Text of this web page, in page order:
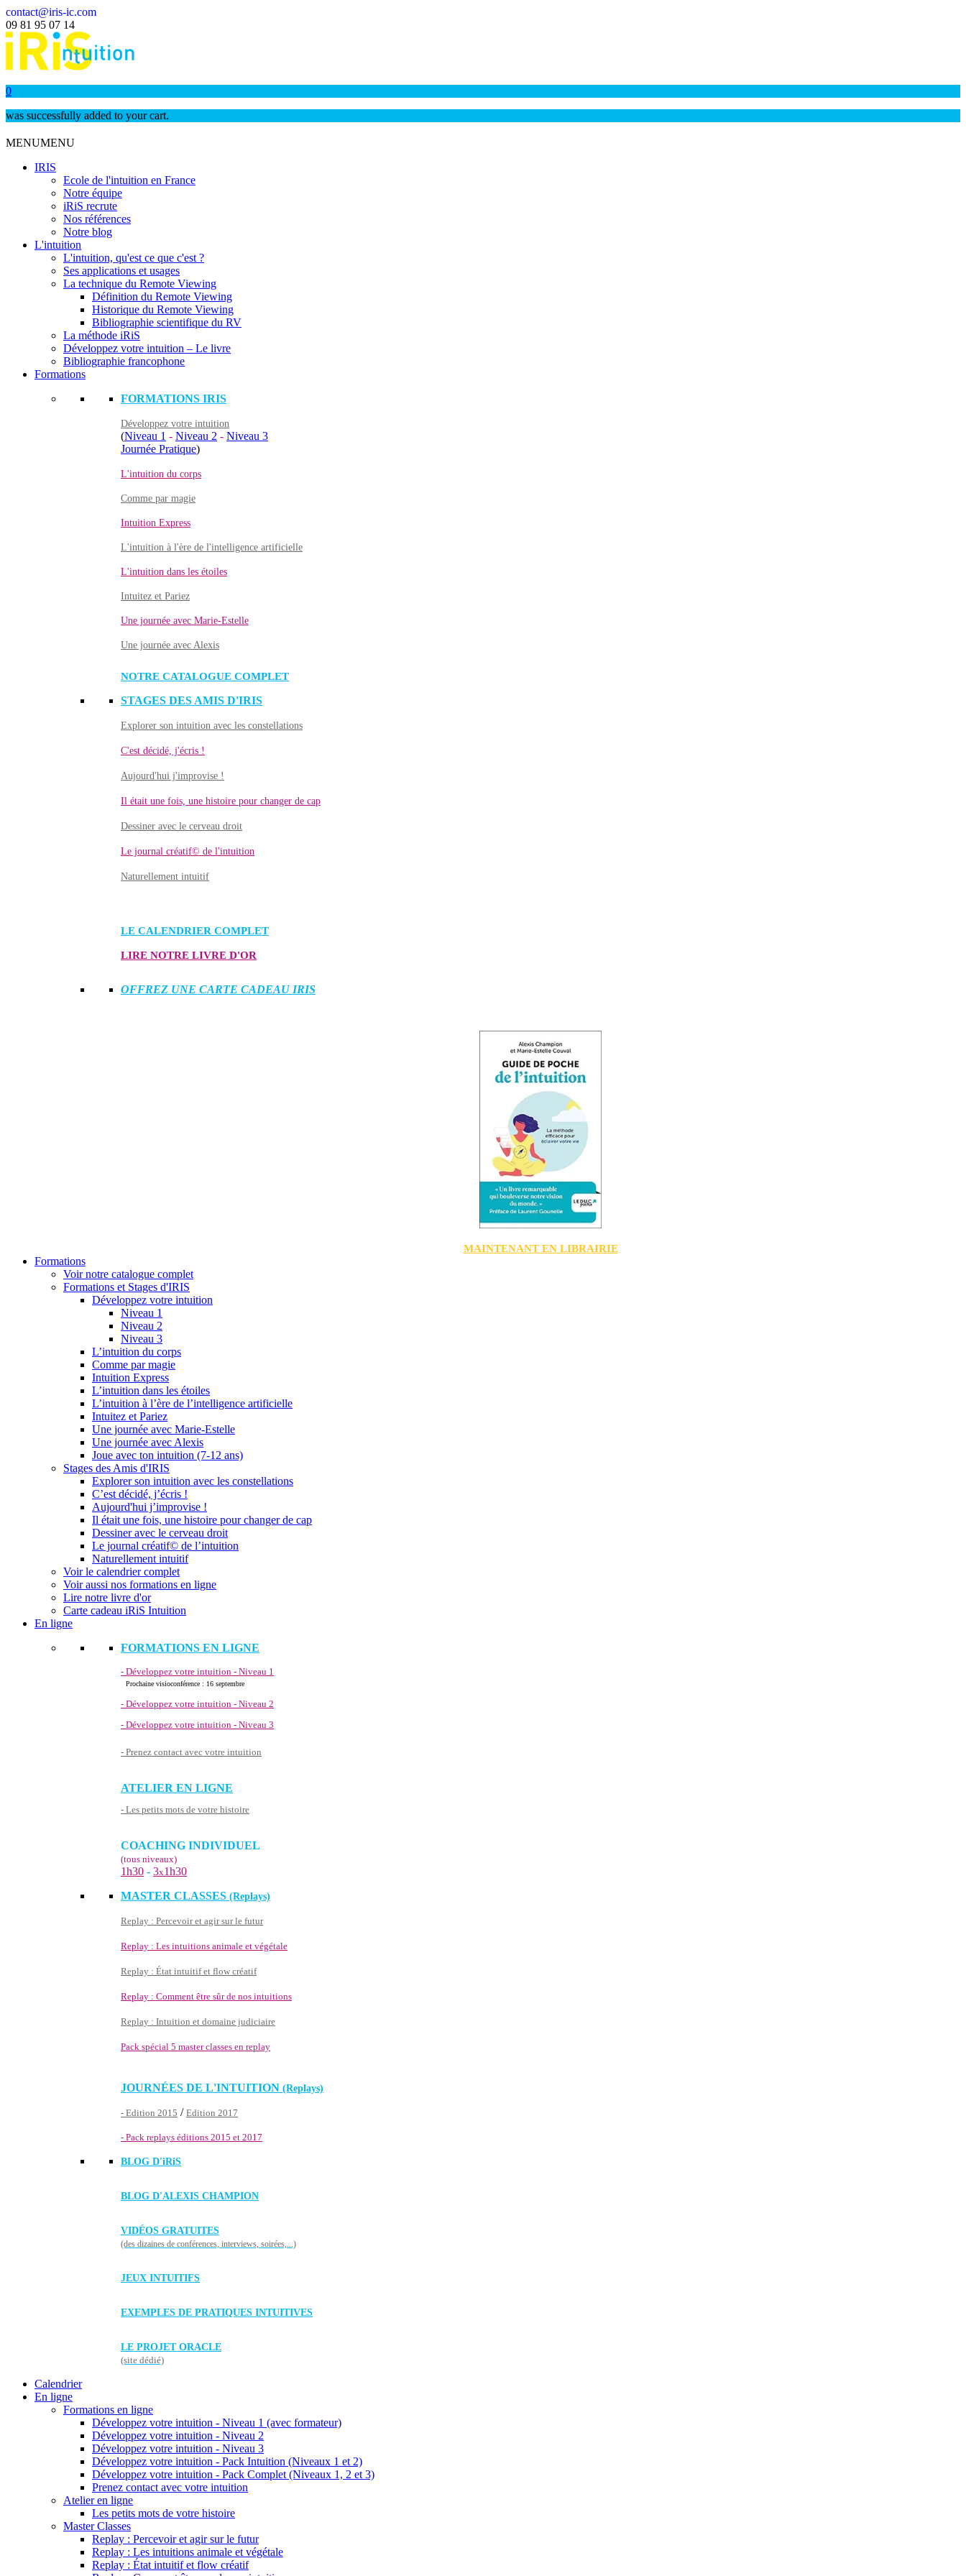
contact@iris-ic.com
09 81 95 07 14
0
was successfully added to your cart.
MENUMENU
IRIS
Ecole de l'intuition en France
Notre équipe
iRiS recrute
Nos références
Notre blog
L'intuition
L'intuition, qu'est ce que c'est ?
Ses applications et usages
La technique du Remote Viewing
Définition du Remote Viewing
Historique du Remote Viewing
Bibliographie scientifique du RV
La méthode iRiS
Développez votre intuition – Le livre
Bibliographie francophone
Formations
FORMATIONS IRIS
Développez votre intuition
(Niveau 1 - Niveau 2 - Niveau 3
Journée Pratique)
L'intuition du corps
Comme par magie
Intuition Express
L'intuition à l'ère de l'intelligence artificielle
L'intuition dans les étoiles
Intuitez et Pariez
Une journée avec Marie-Estelle
Une journée avec Alexis
NOTRE CATALOGUE COMPLET
STAGES DES AMIS D'IRIS
Explorer son intuition avec les constellations
C'est décidé, j'écris !
Aujourd'hui j'improvise !
Il était une fois, une histoire pour changer de cap
Dessiner avec le cerveau droit
Le journal créatif© de l'intuition
Naturellement intuitif
LE CALENDRIER COMPLET
LIRE NOTRE LIVRE D'OR
OFFREZ UNE CARTE CADEAU IRIS
MAINTENANT EN LIBRAIRIE
Formations
Voir notre catalogue complet
Formations et Stages d'IRIS
Développez votre intuition
Niveau 1
Niveau 2
Niveau 3
L’intuition du corps
Comme par magie
Intuition Express
L’intuition dans les étoiles
L’intuition à l’ère de l’intelligence artificielle
Intuitez et Pariez
Une journée avec Marie-Estelle
Une journée avec Alexis
Joue avec ton intuition (7-12 ans)
Stages des Amis d'IRIS
Explorer son intuition avec les constellations
C’est décidé, j’écris !
Aujourd'hui j’improvise !
Il était une fois, une histoire pour changer de cap
Dessiner avec le cerveau droit
Le journal créatif© de l’intuition
Naturellement intuitif
Voir le calendrier complet
Voir aussi nos formations en ligne
Lire notre livre d'or
Carte cadeau iRiS Intuition
En ligne
FORMATIONS EN LIGNE
- Développez votre intuition - Niveau 1
Prochaine visioconférence : 16 septembre
- Développez votre intuition - Niveau 2
- Développez votre intuition - Niveau 3
- Prenez contact avec votre intuition
ATELIER EN LIGNE
- Les petits mots de votre histoire
COACHING INDIVIDUEL
(tous niveaux)
1h30 - 3x1h30
MASTER CLASSES (Replays)
Replay : Percevoir et agir sur le futur
Replay : Les intuitions animale et végétale
Replay : État intuitif et flow créatif
Replay : Comment être sûr de nos intuitions
Replay : Intuition et domaine judiciaire
Pack spécial 5 master classes en replay
JOURNÉES DE L'INTUITION (Replays)
- Edition 2015 / Edition 2017
- Pack replays éditions 2015 et 2017
BLOG D'iRiS
BLOG D'ALEXIS CHAMPION
VIDÉOS GRATUITES
(des dizaines de conférences, interviews, soirées,...)
JEUX INTUITIFS
EXEMPLES DE PRATIQUES INTUITIVES
LE PROJET ORACLE
(site dédié)
Calendrier
En ligne
Formations en ligne
Développez votre intuition - Niveau 1 (avec formateur)
Développez votre intuition - Niveau 2
Développez votre intuition - Niveau 3
Développez votre intuition - Pack Intuition (Niveaux 1 et 2)
Développez votre intuition - Pack Complet (Niveaux 1, 2 et 3)
Prenez contact avec votre intuition
Atelier en ligne
Les petits mots de votre histoire
Master Classes
Replay : Percevoir et agir sur le futur
Replay : Les intuitions animale et végétale
Replay : État intuitif et flow créatif